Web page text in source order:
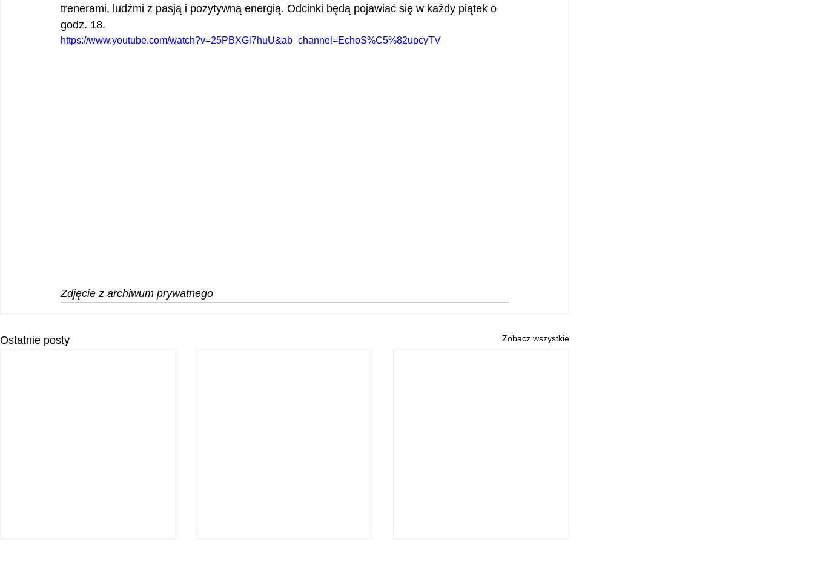
trenerami, ludźmi z pasją i pozytywną energią. Odcinki będą pojawiać się w każdy piątek o
godz. 18.
https://www.youtube.com/watch?v=25PBXGl7huU&ab_channel=EchoS%C5%82upcyTV
Zdjęcie z archiwum prywatnego
Ostatnie posty Zobacz wszystkie